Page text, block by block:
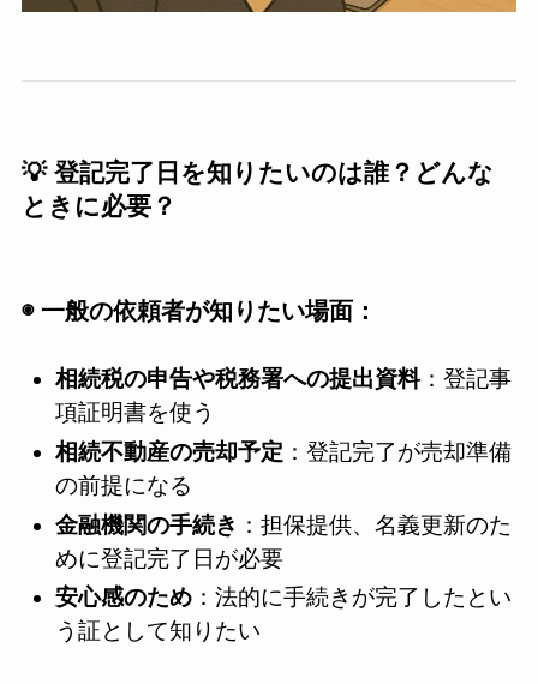
💡 登記完了日を知りたいのは誰？どんな
ときに必要？
◉ 一般の依頼者が知りたい場面：
相続税の申告や税務署への提出資料：登記事
項証明書を使う
相続不動産の売却予定 ：登記完了が売却準備
の前提になる
金融機関の手続き ：担保提供、名義更新のた
めに登記完了日が必要
安心感のため ：法的に手続きが完了したとい
う証として知りたい